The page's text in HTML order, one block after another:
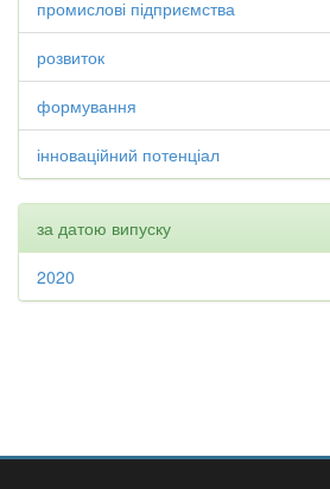
промислові підприємства
розвиток
формування
інноваційний потенціал
за датою випуску
2020